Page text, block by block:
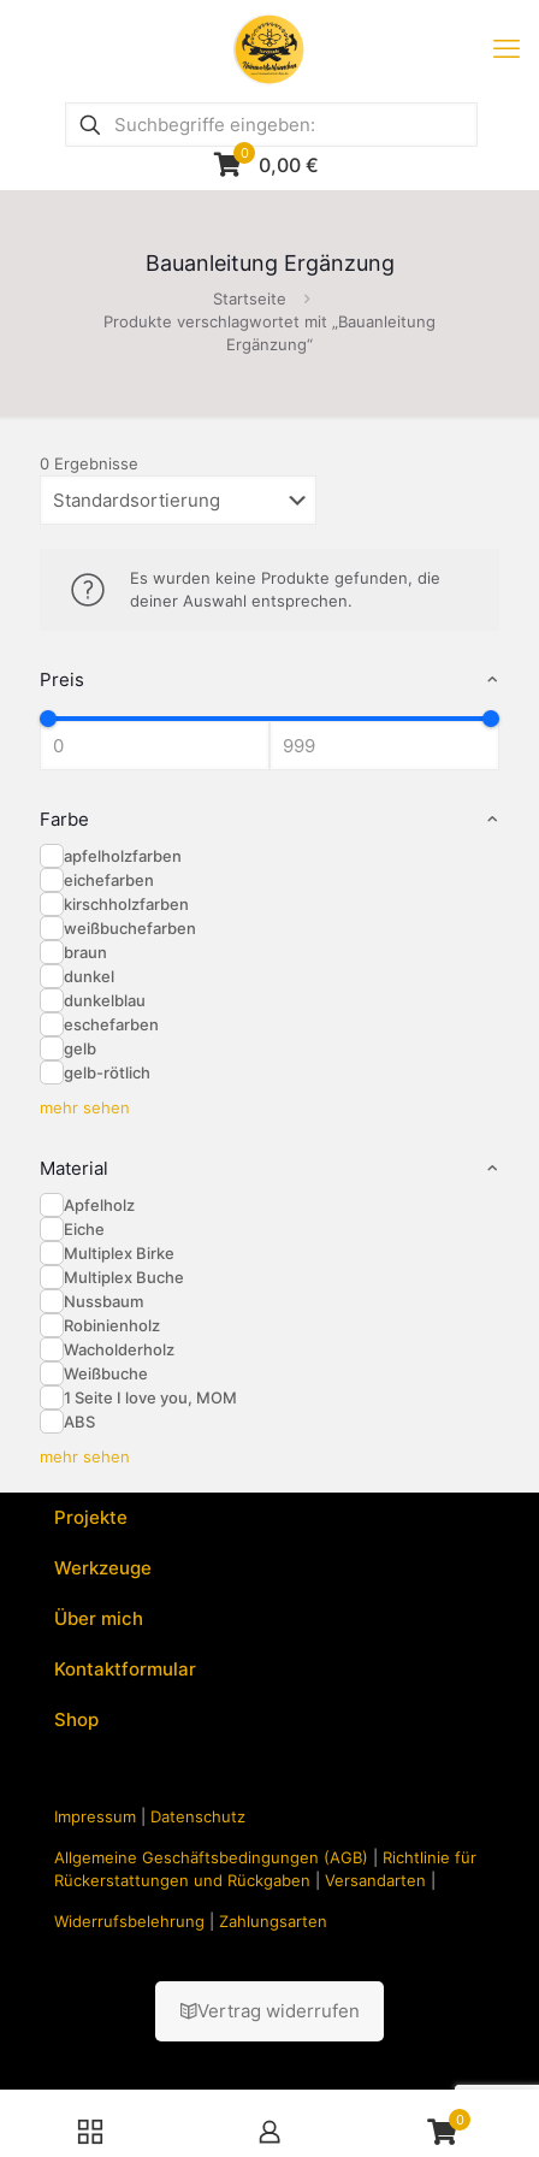
0 0,00 €
Bauanleitung Ergänzung
Startseite
Produkte verschlagwortet mit „Bauanleitung
Ergänzung“
Preis
Farbe
apfelholzfarben
eichefarben
kirschholzfarben
weißbuchefarben
braun
dunkel
dunkelblau
eschefarben
gelb
gelb-rötlich
mehr sehen
Material
Apfelholz
Eiche
Multiplex Birke
Multiplex Buche
Nussbaum
Robinienholz
Wacholderholz
Weißbuche
1 Seite I love you, MOM
ABS
mehr sehen
0 Ergebnisse
Es wurden keine Produkte gefunden, die
deiner Auswahl entsprechen.
Projekte
Werkzeuge
Über mich
Kontaktformular
Shop
Impressum Datenschutz
Allgemeine Geschäftsbedingungen (AGB)
Richtlinie für
Rückerstattungen und Rückgaben
Versandarten
Widerrufsbelehrung Zahlungsarten
Vertrag widerrufen
0